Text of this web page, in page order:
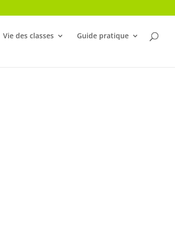
Vie des classes Guide pratique